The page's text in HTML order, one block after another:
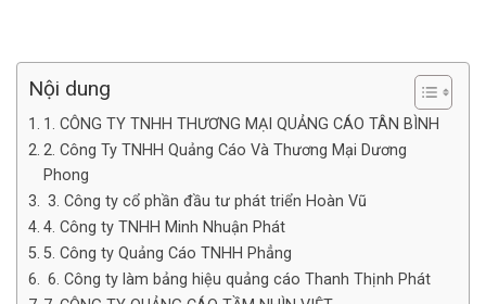
Nội dung
1. CÔNG TY TNHH THƯƠNG MẠI QUẢNG CÁO TÂN BÌNH
2. Công Ty TNHH Quảng Cáo Và Thương Mại Dương
Phong
3. Công ty cổ phần đầu tư phát triển Hoàn Vũ
4. Công ty TNHH Minh Nhuận Phát
5. Công ty Quảng Cáo TNHH Phẳng
6. Công ty làm bảng hiệu quảng cáo Thanh Thịnh Phát